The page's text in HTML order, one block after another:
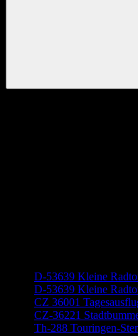
D-53639 Kleine
D-53639 Kleine
CZ 36001
CZ-36221
Th-288 Touringen-